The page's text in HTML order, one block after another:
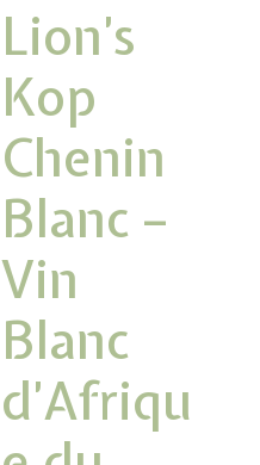
Lion’s
Kop
Chenin
Blanc –
Vin
Blanc
d’Afriqu